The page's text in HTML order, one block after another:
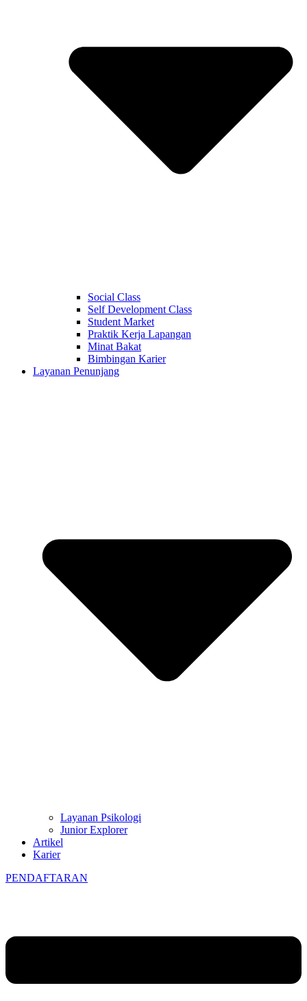
Social Class
Self Development Class
Student Market
Praktik Kerja Lapangan
Minat Bakat
Bimbingan Karier
Layanan Penunjang
Layanan Psikologi
Junior Explorer
Artikel
Karier
PENDAFTARAN